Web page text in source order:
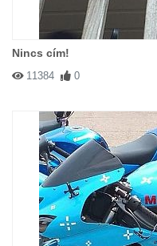
Nincs cím!
11384 0